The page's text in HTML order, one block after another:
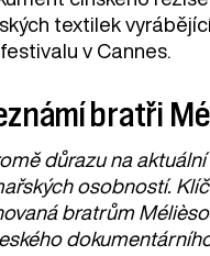
textilek
v Cannes.
bratři
důrazu na
osobností.
bratrům